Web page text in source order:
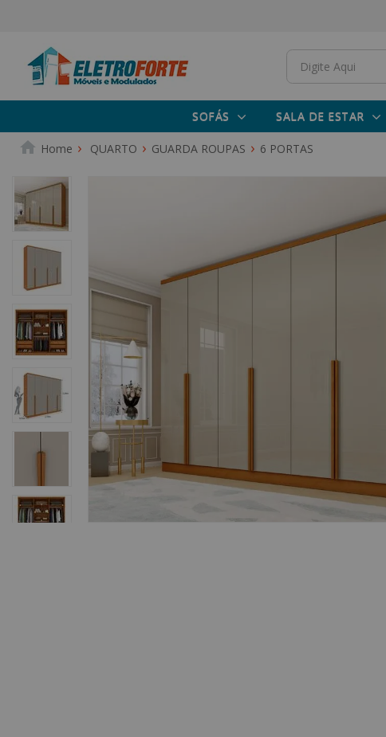
SOFÁS SALA DE ESTAR
QUARTO GUARDA ROUPAS 6 PORTAS